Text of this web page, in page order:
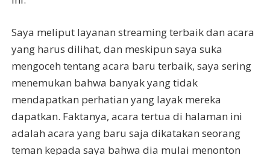
Saya meliput layanan streaming terbaik dan acara
yang harus dilihat, dan meskipun saya suka
mengoceh tentang acara baru terbaik, saya sering
menemukan bahwa banyak yang tidak
mendapatkan perhatian yang layak mereka
dapatkan. Faktanya, acara tertua di halaman ini
adalah acara yang baru saja dikatakan seorang
teman kepada saya bahwa dia mulai menonton